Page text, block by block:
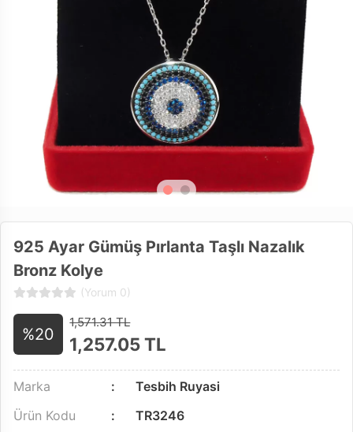
925 Ayar Gümüş Pırlanta Taşlı Nazalık
Bronz Kolye
(Yorum 0)
%20
1,571.31 TL
1,257.05TL
Marka
Tesbih Ruyasi
Ürün Kodu
TR3246